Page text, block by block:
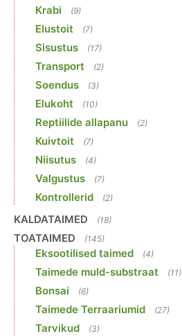
Krabi (9)
Elustoit (7)
Sisustus (17)
Transport (2)
Soendus (3)
Elukoht (10)
Reptiilide allapanu (2)
Kuivtoit (7)
Niisutus (4)
Valgustus (7)
Kontrollerid (2)
KALDATAIMED (18)
TOATAIMED (145)
Eksootilised taimed (4)
Taimede muld-substraat (11)
Bonsai (6)
Taimede Terraariumid (27)
Tarvikud (3)